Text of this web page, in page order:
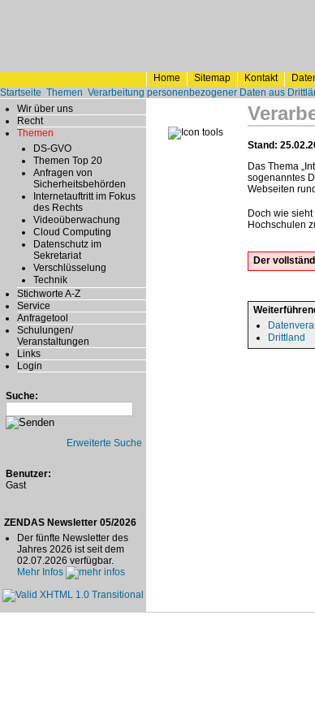
Home Sitemap Kontakt
Startseite Themen Verarbeitung personenbezogener Daten aus
Wir über uns
Recht
Themen
DS-GVO
Themen Top 20
Anfragen von
Sicherheitsbehörden
Internetauftritt im Fokus
des Rechts
Videoüberwachung
Cloud Computing
Datenschutz im
Sekretariat
Verschlüsselung
Technik
Stichworte A-Z
Service
Anfragetool
Schulungen/
Veranstaltungen
Links
Login
Suche:
Erweiterte Suche
Benutzer:
Gast
ZENDAS Newsletter 05/2026
Der fünfte Newsletter des
Jahres 2026 ist seit dem
02.07.2026 verfügbar.
Mehr Infos
Stand:
Das Thema
sogenanntes
Webseiten
Doch wie
Hochschulen
Der
Drittland